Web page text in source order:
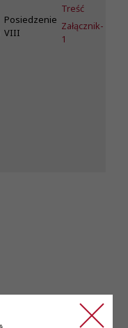
Posiedzenie
VIII
Treść
Załącznik-
1